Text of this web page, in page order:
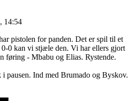
14:54
pistolen for panden. Det er spil til et
0 kan vi stjæle den. Vi har ellers gjort
føring - Mbabu og Elias. Rystende.
pausen. Ind med Brumado og Byskov.